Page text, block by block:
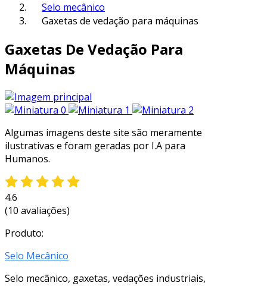
Selo mecânico
Gaxetas de vedação para máquinas
Gaxetas De Vedação Para
Máquinas
Algumas imagens deste site são meramente
ilustrativas e foram geradas por I.A para
Humanos.
4.6
(10 avaliações)
Produto:
Selo Mecânico
Selo mecânico, gaxetas, vedações industriais,